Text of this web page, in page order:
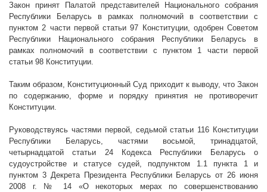
Закон принят Палатой представителей Национального собрания
Республики Беларусь в рамках полномочий в соответствии с
пунктом 2 части первой статьи 97 Конституции, одобрен Советом
Республики Национального собрания Республики Беларусь в
рамках полномочий в соответствии с пунктом 1 части первой
статьи 98 Конституции.
Таким образом, Конституционный Суд приходит к выводу, что Закон
по содержанию, форме и порядку принятия не противоречит
Конституции.
Руководствуясь частями первой, седьмой статьи 116 Конституции
Республики Беларусь, частями восьмой, тринадцатой,
четырнадцатой статьи 24 Кодекса Республики Беларусь о
судоустройстве и статусе судей, подпунктом 1.1 пункта 1 и
пунктом 3 Декрета Президента Республики Беларусь от 26 июня
2008 г. № 14 «О некоторых мерах по совершенствованию